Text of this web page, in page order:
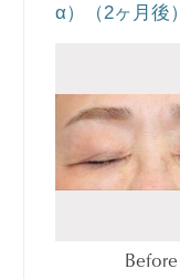
α）（2ヶ月後）
Before